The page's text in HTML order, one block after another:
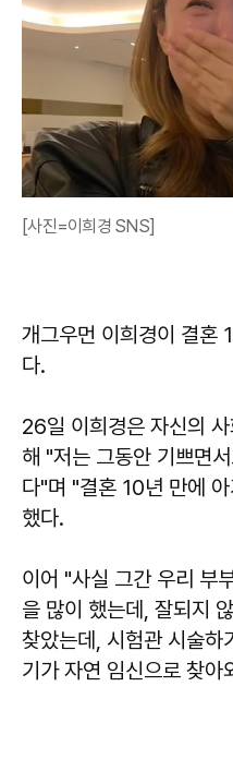
[사진=이희경 SNS]
개그우먼 이희경이 결혼
다.
26일 이희경은 자신의
해 "저는 그동안 기쁘면
다"며 "결혼 10년 만에
했다.
이어 "사실 그간 우리 부
을 많이 했는데, 잘되지
찾았는데, 시험관 시술하
기가 자연 임신으로 찾